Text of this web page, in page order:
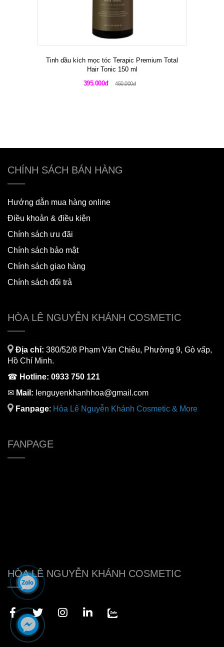
Tinh dầu kích mọc tóc Terapic Premium Total
Hair Tonic 150 ml
395.000đ
450.000đ
CHÍNH SÁCH BÁN HÀNG
Hướng dẫn mua hàng online
Điều khoản & điều kiện
Chính sách ưu đãi
Chính sách bảo mật
Chính sách giao hàng
Chính sách đổi trả
HÒA LÊ NGUYỄN KHÁNH COSMETIC
Địa chỉ: 380/52/8 Phạm Văn Chiêu, Phường 9, Gò vấp,
Hồ Chí Minh.
☎ Hotline: 0933 750 121
✉ Mail: lenguyenkhanhhoa@gmail.com
Fanpage: Hòa Lê Nguyễn Khánh Cosmetic & More
FANPAGE
HÒA LÊ NGUYỄN KHÁNH COSMETIC